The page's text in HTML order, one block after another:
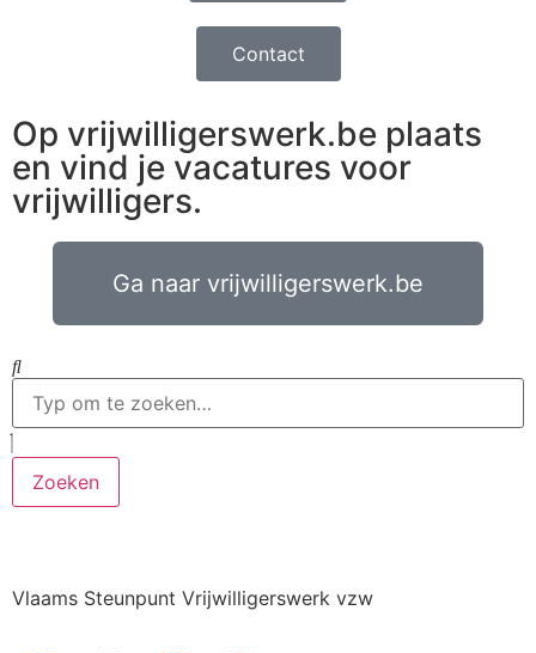
Contact
Op vrijwilligerswerk.be plaats
en vind je vacatures voor
vrijwilligers.
Ga naar vrijwilligerswerk.be
Zoeken
Vlaams Steunpunt Vrijwilligerswerk vzw